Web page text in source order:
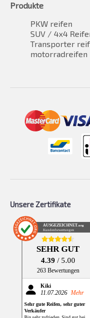
Produkte
PKW reifen
SUV / 4x4
Transporter
motorradreifen
Unsere Zertifikate
AUSGEZEICHNET.org
Kundenbewertungen
SEHR GUT
4.39 / 5.00
263 Bewertungen
Kiki
11.07.2026 Mehr
Sehr gute Reifen, sehr guter
Verkäufer